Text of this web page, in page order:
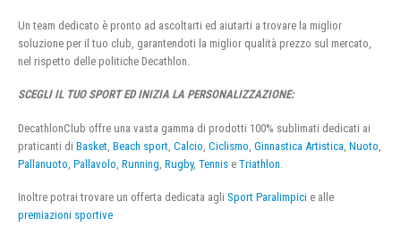
Un team dedicato è pronto ad ascoltarti ed aiutarti a trovare la miglior
soluzione per il tuo club, garantendoti la miglior qualità prezzo sul mercato,
nel rispetto delle politiche Decathlon.
SCEGLI IL TUO SPORT ED INIZIA LA PERSONALIZZAZIONE:
DecathlonClub offre una vasta gamma di prodotti 100% sublimati dedicati ai
praticanti di Basket Beach sport Calcio Ciclismo Ginnastica Artistica Nuoto
Pallanuoto Pallavolo Running Rugby, Tennis e Triathlon
Inoltre potrai trovare un offerta dedicata agli Sport Paralimpici e alle
premiazioni sportive